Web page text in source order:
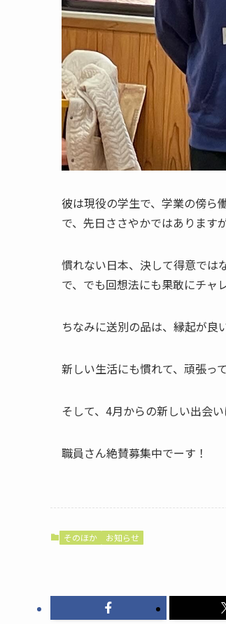
彼は現役の学生で、学業の傍ら
で、先日ささやかではあります
慣れない日本、決して得意では
で、でも回想法にも果敢にチャ
ちなみに送別の品は、縁起が良
新しい生活にも慣れて、頑張っ
そして、4月からの新しい出会い
職員さん絶賛募集中でーす！
そのほか お知らせ